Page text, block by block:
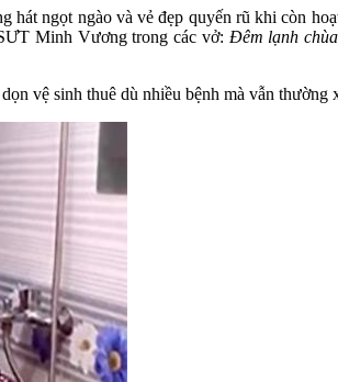
ngọt ngào và vẻ đẹp quyến rũ khi còn
Minh Vương trong các vở: Đêm lạnh
vệ sinh thuê dù nhiều bệnh mà vẫn